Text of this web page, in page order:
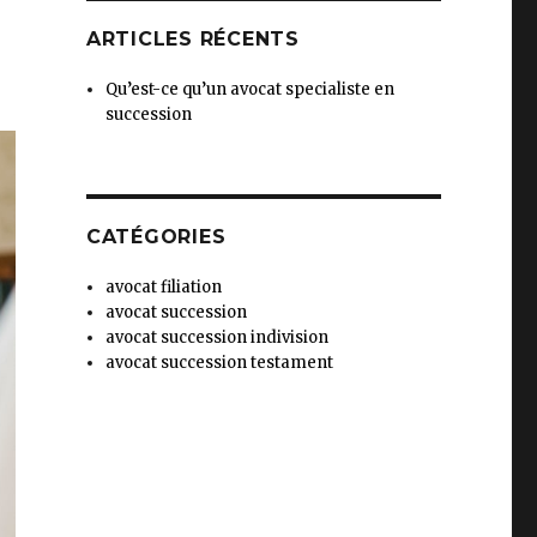
ARTICLES RÉCENTS
Qu’est-ce qu’un avocat specialiste en
succession
CATÉGORIES
avocat filiation
avocat succession
avocat succession indivision
avocat succession testament